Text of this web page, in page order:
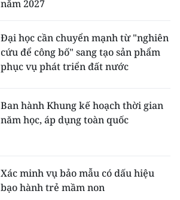
năm 2027
Đại học cần chuyển mạnh từ "nghiên
cứu để công bố" sang tạo sản phẩm
phục vụ phát triển đất nước
Ban hành Khung kế hoạch thời gian
năm học, áp dụng toàn quốc
Xác minh vụ bảo mẫu có dấu hiệu
bạo hành trẻ mầm non